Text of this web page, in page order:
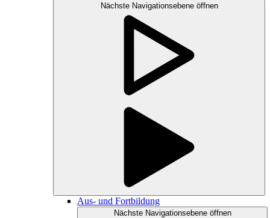
Nächste Navigationsebene öffnen
Aus- und Fortbildung
Nächste Navigationsebene öffnen